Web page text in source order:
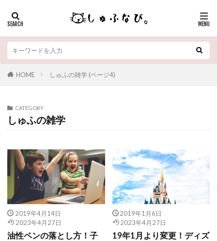
HOME しゅふの雑学 (ページ4)
CATEGORY
しゅふの雑学
2019年4月14日
2023年4月27日
油性ペンの落とし方！子
2019年1月6日
2023年4月27日
19年1月より変更！ディズ